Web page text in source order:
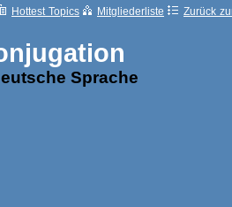
Hottest Topics Mitgliederliste
Zurück
Sprache